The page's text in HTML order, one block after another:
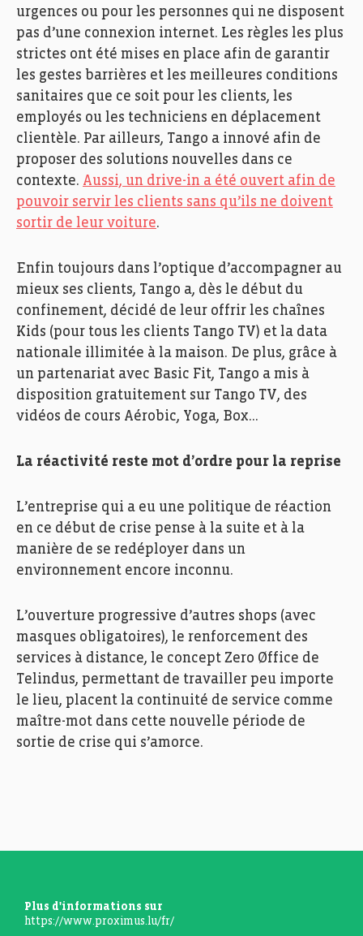
urgences ou pour les personnes qui ne disposent
pas d’une connexion internet. Les règles les plus
strictes ont été mises en place afin de garantir
les gestes barrières et les meilleures conditions
sanitaires que ce soit pour les clients, les
employés ou les techniciens en déplacement
clientèle. Par ailleurs, Tango a innové afin de
proposer des solutions nouvelles dans ce
contexte. Aussi, un drive-in a été ouvert afin de
pouvoir servir les clients sans qu’ils ne doivent
sortir de leur voiture.
Enfin toujours dans l’optique d’accompagner au
mieux ses clients, Tango a, dès le début du
confinement, décidé de leur offrir les chaînes
Kids (pour tous les clients Tango TV) et la data
nationale illimitée à la maison. De plus, grâce à
un partenariat avec Basic Fit, Tango a mis à
disposition gratuitement sur Tango TV, des
vidéos de cours Aérobic, Yoga, Box…
La réactivité reste mot d’ordre pour la reprise
L’entreprise qui a eu une politique de réaction
en ce début de crise pense à la suite et à la
manière de se redéployer dans un
environnement encore inconnu.
L’ouverture progressive d’autres shops (avec
masques obligatoires), le renforcement des
services à distance, le concept Zero Øffice de
Telindus, permettant de travailler peu importe
le lieu, placent la continuité de service comme
maître-mot dans cette nouvelle période de
sortie de crise qui s’amorce.
Plus d'informations sur
https://www.proximus.lu/fr/